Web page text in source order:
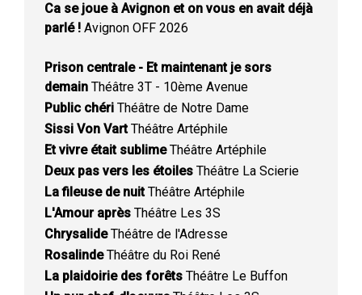
Ca se joue à Avignon et on vous en avait déjà
parlé ! Avignon OFF 2026
Prison centrale - Et maintenant je sors
demain Théâtre 3T - 10ème Avenue
Public chéri Théâtre de Notre Dame
Sissi Von VartThéâtre Artéphile
Et vivre était sublimeThéâtre Artéphile
Deux pas vers les étoiles Théâtre La Scierie
La fileuse de nuitThéâtre Artéphile
L'Amour après Théâtre Les 3S
ChrysalideThéâtre de l'Adresse
RosalindeThéâtre du Roi René
La plaidoirie des forêts Théâtre Le Buffon